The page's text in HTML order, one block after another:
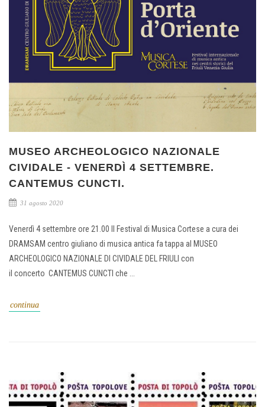
MUSEO ARCHEOLOGICO NAZIONALE
CIVIDALE - VENERDÌ 4 SETTEMBRE.
CANTEMUS CUNCTI.
31 agosto 2020
Venerdì 4 settembre ore 21.00 Il Festival di Musica Cortese a cura dei
DRAMSAM centro giuliano di musica antica fa tappa al MUSEO
ARCHEOLOGICO NAZIONALE DI CIVIDALE DEL FRIULI con
il concerto CANTEMUS CUNCTI che ...
continua